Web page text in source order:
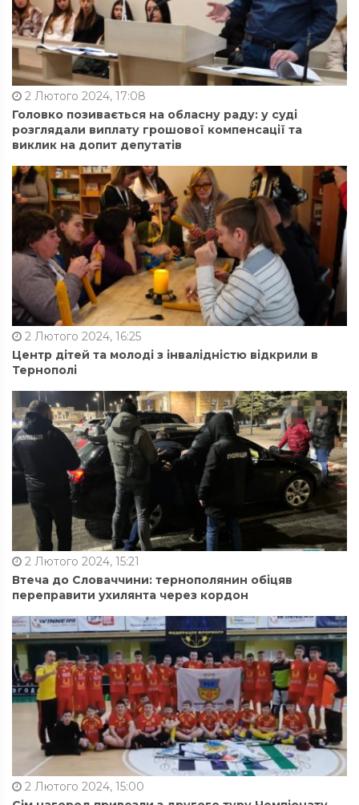
2 Лютого 2024, 17:08
Головко позивається на обласну раду: у суді
розглядали виплату грошової компенсації та
виклик на допит депутатів
2 Лютого 2024, 16:25
Центр дітей та молоді з інвалідністю відкрили в
Тернополі
2 Лютого 2024, 15:21
Втеча до Словаччини: тернополянин обіцяв
переправити ухилянта через кордон
2 Лютого 2024, 15:00